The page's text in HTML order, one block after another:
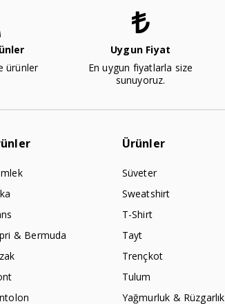
ürünler
Uygun Fiyat
En uygun fiyatlarla size
sunuyoruz.
& Bermuda
Ürünler
Süveter
Sweatshirt
T-Shirt
Tayt
Trençkot
Tulum
Yağmurluk & Rüzgarlık